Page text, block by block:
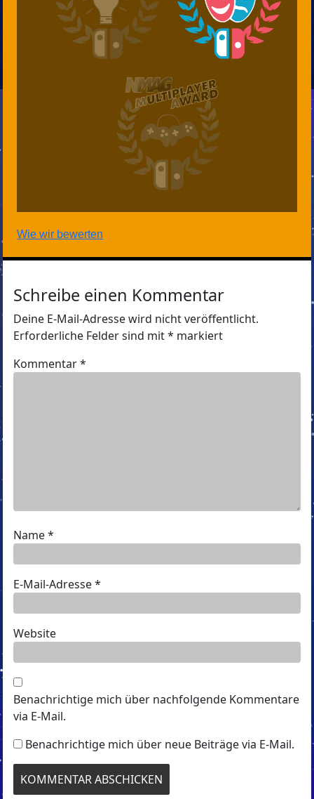
Wie wir bewerten
Schreibe einen Kommentar
Deine E-Mail-Adresse wird nicht veröffentlicht.
Erforderliche Felder sind mit* markiert
Kommentar*
Name*
E-Mail-Adresse*
Website
Benachrichtige mich über nachfolgende Kommentare
via E-Mail.
Benachrichtige mich über neue Beiträge via E-Mail.